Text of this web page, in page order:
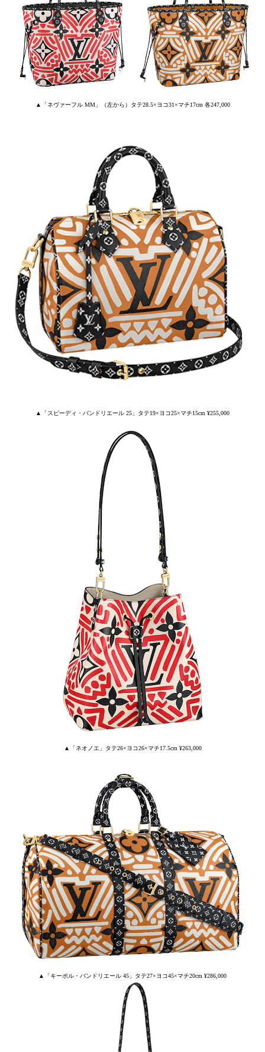
▲「ネヴァーフル MM」（左から）タテ28.5×ヨコ31×マチ17cm 各247,000
▲「スピーディ・バンドリエール 25」タテ19×ヨコ25×マチ15cm ¥255,000
▲「ネオノエ」タテ26×ヨコ26×マチ17.5cm ¥263,000
▲「キーポル・バンドリエール 45」タテ27×ヨコ45×マチ20cm ¥286,000